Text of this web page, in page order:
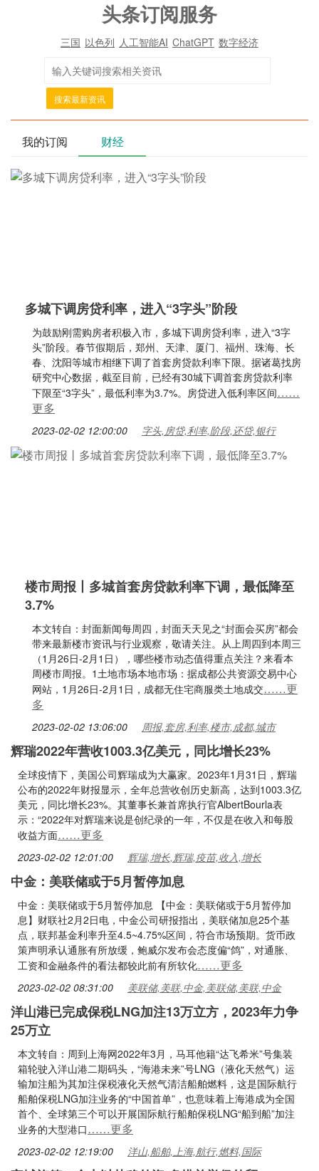
头条订阅服务
三国 以色列 人工智能AI ChatGPT 数字经济
搜索最新资讯
我的订阅 财经
多城下调房贷利率，进入“3字头”阶段
为鼓励刚需购房者积极入市，多城下调房贷利率，进入“3字
头”阶段。春节假期后，郑州、天津、厦门、福州、珠海、长
春、沈阳等城市相继下调了首套房贷款利率下限。据诸葛找房
研究中心数据，截至目前，已经有30城下调首套房贷款利率
下限至“3字头”，最低利率为3.7%。房贷进入低利率区间……
更多
2023-02-02 12:00:00 字头,房贷,利率,阶段,还贷,银行
楼市周报丨多城首套房贷款利率下调，最低降至
3.7%
本文转自：封面新闻每周四，封面天天见之“封面会买房”都会
带来最新楼市资讯与行业观察，敬请关注。从上周四到本周三
（1月26日-2月1日），哪些楼市动态值得重点关注？来看本
周楼市周报。1土地市场本地市场：据成都公共资源交易中心
网站，1月26日-2月1日，成都无住宅商服类土地成交……更
多
2023-02-02 13:06:00 周报,套房,利率,楼市,成都,城市
辉瑞2022年营收1003.3亿美元，同比增长23%
全球疫情下，美国公司辉瑞成为大赢家。2023年1月31日，辉瑞
公布的2022年财报显示，全年总营收创历史新高，达到1003.3亿
美元，同比增长23%。其董事长兼首席执行官AlbertBourla表
示：“2022年对辉瑞来说是创纪录的一年，不仅是在收入和每股
收益方面……更多
2023-02-02 12:01:00 辉瑞,增长,辉瑞,疫苗,收入,增长
中金：美联储或于5月暂停加息
中金：美联储或于5月暂停加息 【中金：美联储或于5月暂停加
息】财联社2月2日电，中金公司研报指出，美联储加息25个基
点，联邦基金利率升至4.5~4.75%区间，符合市场预期。货币政
策声明承认通胀有所放缓，鲍威尔发布会态度偏“鸽”，对通胀、
工资和金融条件的看法都较此前有所软化……更多
2023-02-02 08:31:00 美联储,美联,中金,美联储,美联,中金
洋山港已完成保税LNG加注13万立方，2023年力争
25万立
本文转自：周到上海网2022年3月，马耳他籍“达飞希米”号集装
箱轮驶入洋山港二期码头，“海港未来”号LNG（液化天然气）运
输加注船为其加注保税液化天然气清洁船舶燃料，这是国际航行
船舶保税LNG加注业务的“中国首单”，也意味着上海港成为全国
首个、全球第三个可以开展国际航行船舶保税LNG“船到船”加注
业务的大型港口……更多
2023-02-02 12:19:00 洋山,船舶,上海,航行,燃料,国际